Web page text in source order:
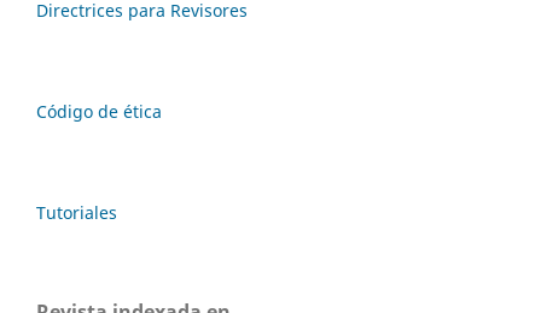
Directrices para Revisores
Código de ética
Tutoriales